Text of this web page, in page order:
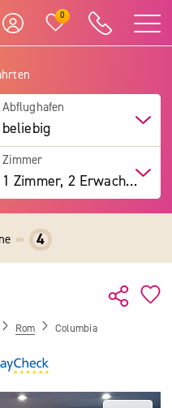
0
Abflughafen
beliebig
Zimmer
1 Zimmer, 2 Erwachsene
4
Rom Columbia